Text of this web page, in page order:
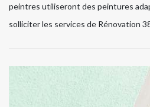
peintres utiliseront des peintures
solliciter les services de Rénovation